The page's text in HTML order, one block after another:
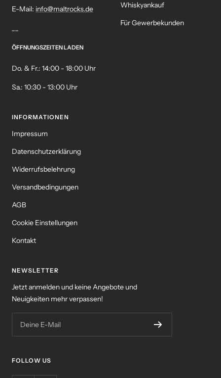
E-Mail: info@maltrocks.de
ÖFFNUNGSZEITEN LADEN
Do. & Fr.: 14:00 - 18:00 Uhr
Sa.: 10:30 - 13:00 Uhr
Whiskyankauf
Für Gewerbekunden
INFORMATIONEN
Impressum
Datenschutzerklärung
Widerrufsbelehrung
Versandbedingungen
AGB
Cookie Einstellungen
Kontakt
NEWSLETTER
Jetzt anmelden und keine Angebote und
Neuigkeiten mehr verpassen!
Deine E-Mail
FOLLOW US